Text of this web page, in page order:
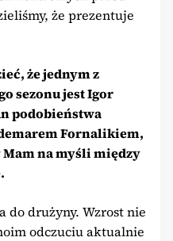
że prezentuje
że jednym z
sezonu jest Igor
podobieństwa
Fornalikiem,
Mam na myśli między
do drużyny. Wzrost nie
odczuciu aktualnie